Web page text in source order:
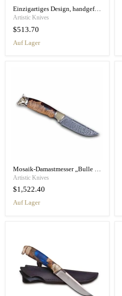
Einzigartiges Design, handgefertigtes Messer „Fiery Falcon“
Artistic Knives
$513.70
Auf Lager
Artistic Knives
$1,522.40
Auf Lager